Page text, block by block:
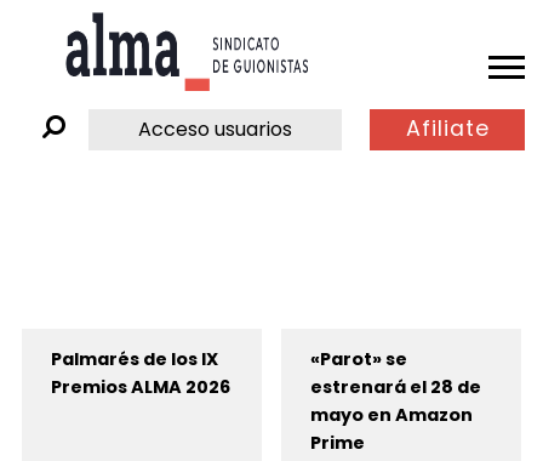
Acceso usuarios Afiliate
Palmarés de los IX
Premios ALMA 2026
«Parot» se
estrenará el 28 de
mayo en Amazon
Prime